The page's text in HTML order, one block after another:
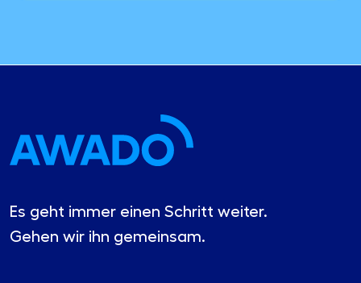
Es geht immer einen Schritt weiter.
Gehen wir ihn gemeinsam.